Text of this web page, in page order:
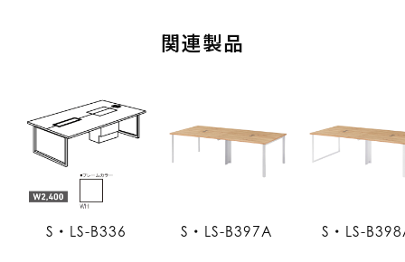
関連製品
S・LS-B336 S・LS-B397A S・LS-